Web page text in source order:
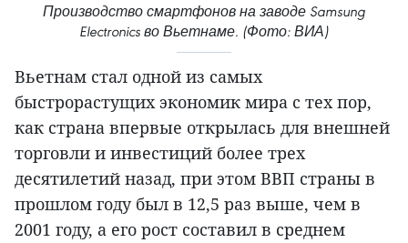
Производство смартфонов на заводе Samsung
Electronics во Вьетнаме. (Фото: ВИА)
Вьетнам стал одной из самых
быстрорастущих экономик мира с тех пор,
как страна впервые открылась для внешней
торговли и инвестиций более трех
десятилетий назад, при этом ВВП страны в
прошлом году был в 12,5 раз выше, чем в
2001 году, а его рост составил в среднем